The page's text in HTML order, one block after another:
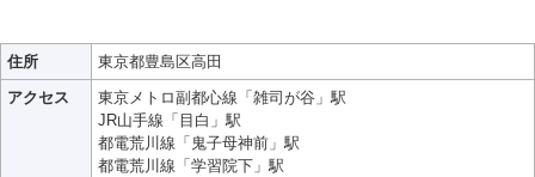
住所
東京都豊島区高田
アクセス
東京メトロ副都心線「雑司が谷」駅
JR山手線「目白」駅
都電荒川線「鬼子母神前」駅
都電荒川線「学習院下」駅